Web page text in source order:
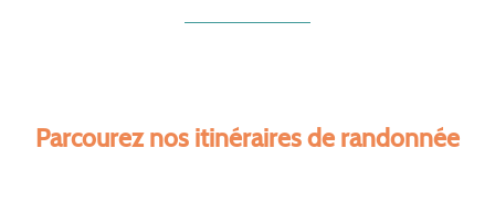
Parcourez nos itinéraires de randonnée